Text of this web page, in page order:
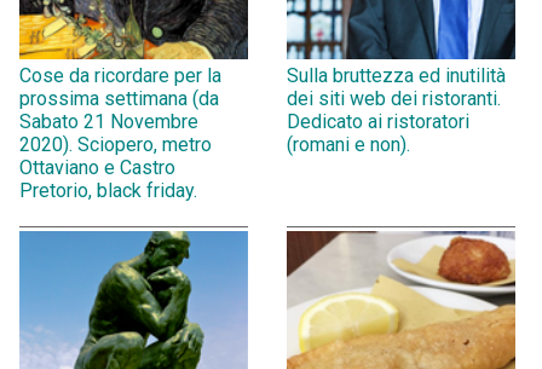
Cose da ricordare per la
prossima settimana (da
Sabato 21 Novembre
2020). Sciopero, metro
Ottaviano e Castro
Pretorio, black friday.
Sulla bruttezza ed inutilità
dei siti web dei ristoranti.
Dedicato ai ristoratori
(romani e non).